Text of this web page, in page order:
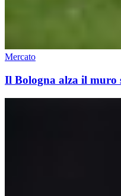
Mercato
Il Bologna alza il muro